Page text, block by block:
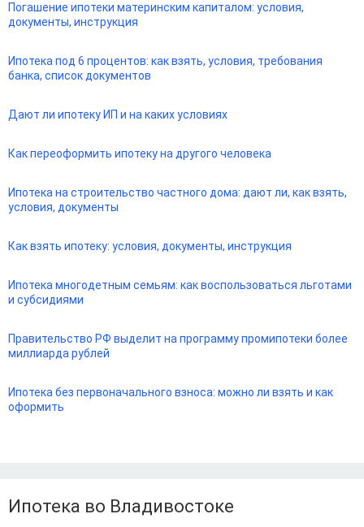
Погашение ипотеки материнским капиталом: условия,
документы, инструкция
Ипотека под 6 процентов: как взять, условия, требования
банка, список документов
Дают ли ипотеку ИП и на каких условиях
Как переоформить ипотеку на другого человека
Ипотека на строительство частного дома: дают ли, как взять,
условия, документы
Как взять ипотеку: условия, документы, инструкция
Ипотека многодетным семьям: как воспользоваться льготами
и субсидиями
Правительство РФ выделит на программу промипотеки более
миллиарда рублей
Ипотека без первоначального взноса: можно ли взять и как
оформить
Ипотека во Владивостоке